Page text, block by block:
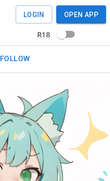
LOGIN OPEN APP
R18
FOLLOW